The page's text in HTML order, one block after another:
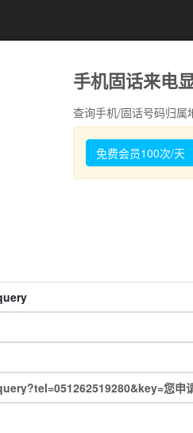
手机固话来电
查询手机/固话号码归属
免费会员100次/天
您申